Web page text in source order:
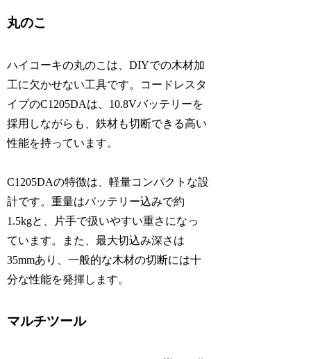
丸のこ
ハイコーキの丸のこは、DIYでの木材加
工に欠かせない工具です。コードレスタ
イプのC1205DAは、10.8Vバッテリーを
採用しながらも、鉄材も切断できる高い
性能を持っています。
C1205DAの特徴は、軽量コンパクトな設
計です。重量はバッテリー込みで約
1.5kgと、片手で扱いやすい重さになっ
ています。また、最大切込み深さは
35mmあり、一般的な木材の切断には十
分な性能を発揮します。
マルチツール